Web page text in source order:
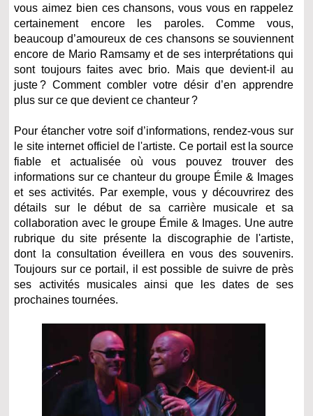
vous aimez bien ces chansons, vous vous en rappelez
certainement encore les paroles. Comme vous,
beaucoup d’amoureux de ces chansons se souviennent
encore de Mario Ramsamy et de ses interprétations qui
sont toujours faites avec brio. Mais que devient-il au
juste ? Comment combler votre désir d’en apprendre
plus sur ce que devient ce chanteur ?
Pour étancher votre soif d’informations, rendez-vous sur
le site internet officiel de l'artiste. Ce portail est la source
fiable et actualisée où vous pouvez trouver des
informations sur ce chanteur du groupe Émile & Images
et ses activités. Par exemple, vous y découvrirez des
détails sur le début de sa carrière musicale et sa
collaboration avec le groupe Émile & Images. Une autre
rubrique du site présente la discographie de l'artiste,
dont la consultation éveillera en vous des souvenirs.
Toujours sur ce portail, il est possible de suivre de près
ses activités musicales ainsi que les dates de ses
prochaines tournées.